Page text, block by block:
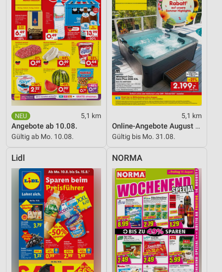
5,1 km
Angebote ab 10.08.
Gültig ab Mo. 10.08.
5,1 km
Online-Angebote August 2026
Gültig bis Mo. 31.08.
Lidl NORMA
Informationen identifizieren
Nicht-IAB-Verarbeitungszwecke:
Notwendig
Performance
Funktional
Werbung